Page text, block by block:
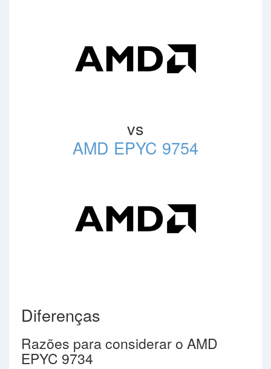
vs
AMD EPYC 9754
Diferenças
Razões para considerar o AMD
EPYC 9734